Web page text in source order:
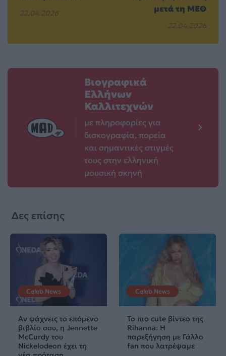
22.04.2026
μετά τη ΜΕΘ
22.04.2026
Βιογραφικά
Ελλήνων
Καλλιτεχνών
με πληροφορίες για
δισκογραφία, πορεία
και σημαντικές στιγμές
τους στην ελληνική
μουσική σκηνή
Δες επίσης
Celeb News
Αν ψάχνεις το επόμενο
βιβλίο σου, η Jennette
McCurdy του
Nickelodeon έχει τη
Celeb News
Το πιο cute βίντεο της
Rihanna: Η
παρεξήγηση με Γάλλο
fan που λατρέψαμε